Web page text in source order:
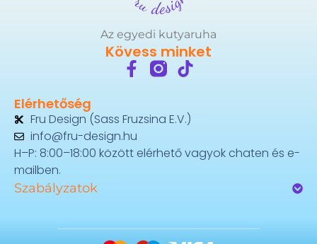
Az egyedi kutyaruha
Kövess minket
Elérhetőség
Fru Design (Sass Fruzsina E.V.)
info@fru-design.hu
H–P: 8:00–18:00 között elérhető vagyok chaten és e-
mailben.
Szabályzatok